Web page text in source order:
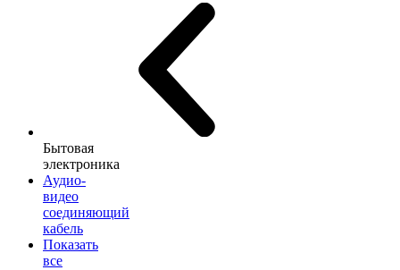
Бытовая
электроника
Аудио-
видео
соединяющий
кабель
Показать
все